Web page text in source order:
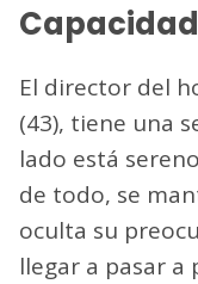
El director del
(43), tiene una
lado está
de todo, se
oculta su
llegar a pasar a